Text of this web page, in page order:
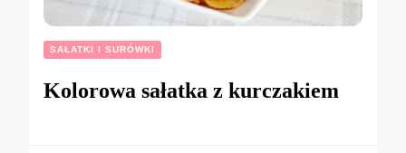
SAŁATKI I SURÓWKI
Kolorowa sałatka z kurczakiem